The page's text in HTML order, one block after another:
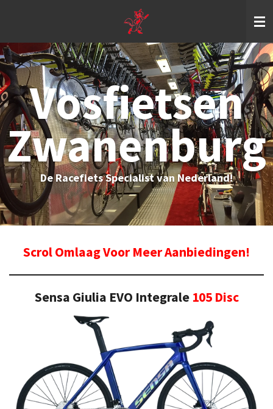
de
hoofdinhoud
Vosfietsen
Zwanenburg
De Racefiets Specialist van Nederland!
Scrol Omlaag Voor Meer Aanbiedingen!
Sensa Giulia EVO Integrale 105 Disc